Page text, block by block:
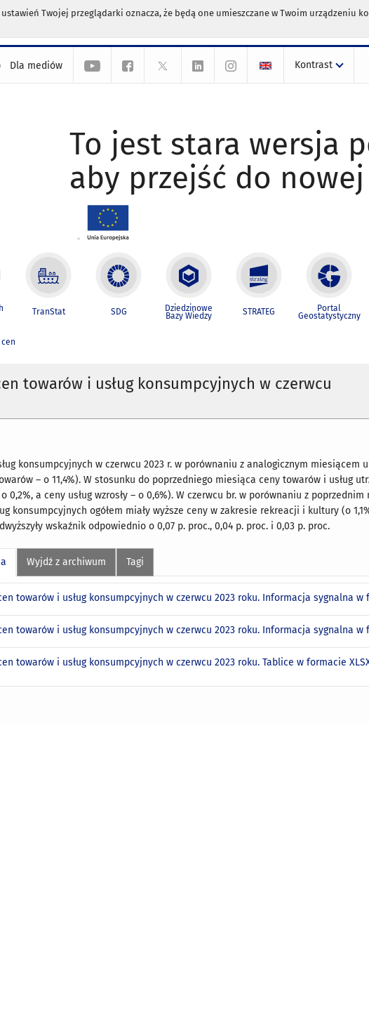
Twojej przeglądarki oznacza, że będą one umieszczane w Twoim urządzeniu
Dla mediów Kontrast
To jest stara wersja
aby przejść do
TranStat SDG Dziedzinowe
Bazy Wiedzy STRATEG Portal
Geostatystyczny
towarów i usług konsumpcyjnych w czerwcu
konsumpcyjnych w czerwcu 2023 r. w porównaniu z analogicznym miesiącem
– o 11,4%). W stosunku do poprzedniego miesiąca ceny towarów i usług
0,2%, a ceny usług wzrosły – o 0,6%). W czerwcu br. w porównaniu z
konsumpcyjnych ogółem miały wyższe ceny w zakresie rekreacji i kultury (o
wskaźnik odpowiednio o 0,07 p. proc., 0,04 p. proc. i 0,03 p. proc.
Wyjdź z archiwum Tagi
towarów i usług konsumpcyjnych w czerwcu 2023 roku. Informacja sygnalna w
towarów i usług konsumpcyjnych w czerwcu 2023 roku. Informacja sygnalna w
towarów i usług konsumpcyjnych w czerwcu 2023 roku. Tablice w formacie